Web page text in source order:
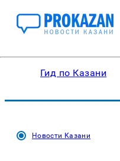
Гид по Казани
Новости Казани